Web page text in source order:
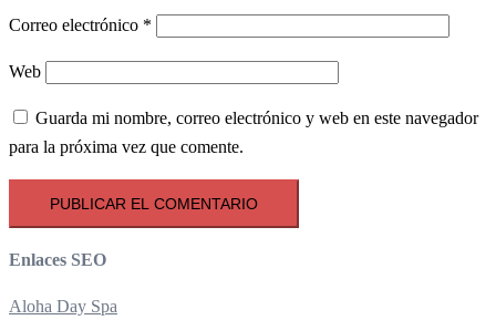
Correo electrónico *
Web
Guarda mi nombre, correo electrónico y web en este navegador
para la próxima vez que comente.
Enlaces SEO
Aloha Day Spa